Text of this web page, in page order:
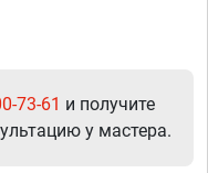
73-61 и получите
у мастера.